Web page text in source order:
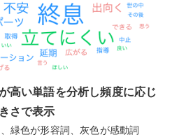
高い単語を分析し頻度に応じ
さで表示
緑色が形容詞、灰色が感動詞